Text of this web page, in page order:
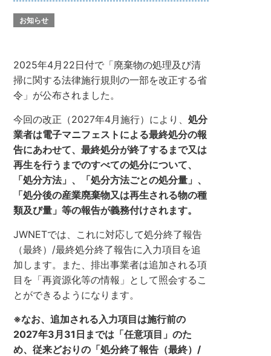
お知らせ
2025年4月22日付で「廃棄物の処理及び清
掃に関する法律施行規則の一部を改正する省
令」が公布されました。
今回の改正（2027年4月施行）により、処分
業者は電子マニフェストによる最終処分の報
告にあわせて、最終処分が終了するまで又は
再生を行うまでのすべての処分について、
「処分方法」、「処分方法ごとの処分量」、
「処分後の産業廃棄物又は再生される物の種
類及び量」等の報告が義務付けされます。
JWNETでは、これに対応して処分終了報告
（最終）/最終処分終了報告に入力項目を追
加します。また、排出事業者は追加される項
目を「再資源化等の情報」として照会するこ
とができるようになります。
※なお、追加される入力項目は施行前の
2027年3月31日までは「任意項目」のた
め、従来どおりの「処分終了報告（最終）/